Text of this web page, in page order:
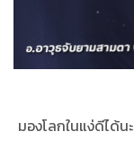
มองโลกในแง่ดีได้